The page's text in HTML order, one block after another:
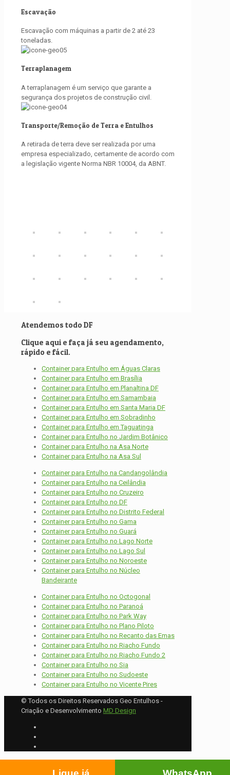
Escavação
Escavação com máquinas a partir de 2 até 23
toneladas.
Terraplanagem
A terraplanagem é um serviço que garante a
segurança dos projetos de construção civil.
Transporte/Remoção de Terra e Entulhos
A retirada de terra deve ser realizada por uma
empresa especializado, certamente de acordo com
a legislação vigente Norma NBR 10004, da ABNT.
Atendemos todo DF
Clique aqui e faça já seu agendamento,
rápido e fácil.
Container para Entulho em Águas Claras
Container para Entulho em Brasília
Container para Entulho em Planaltina DF
Container para Entulho em Samambaia
Container para Entulho em Santa Maria DF
Container para Entulho em Sobradinho
Container para Entulho em Taguatinga
Container para Entulho no Jardim Botânico
Container para Entulho na Asa Norte
Container para Entulho na Asa Sul
Container para Entulho na Candangolândia
Container para Entulho na Ceilândia
Container para Entulho no Cruzeiro
Container para Entulho no DF
Container para Entulho no Distrito Federal
Container para Entulho no Gama
Container para Entulho no Guará
Container para Entulho no Lago Norte
Container para Entulho no Lago Sul
Container para Entulho no Noroeste
Container para Entulho no Núcleo
Bandeirante
Container para Entulho no Octogonal
Container para Entulho no Paranoá
Container para Entulho no Park Way
Container para Entulho no Plano Piloto
Container para Entulho no Recanto das Emas
Container para Entulho no Riacho Fundo
Container para Entulho no Riacho Fundo 2
Container para Entulho no Sia
Container para Entulho no Sudoeste
Container para Entulho no Vicente Pires
© Todos os Direitos Reservados Geo Entulhos -
Criação e Desenvolvimento MD Design